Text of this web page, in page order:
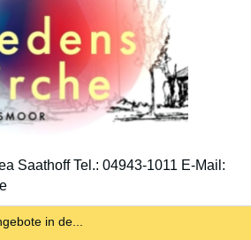
Saathoff Tel.: 04943-1011 E-Mail:
in de...